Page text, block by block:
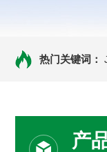
热门关键词：
产